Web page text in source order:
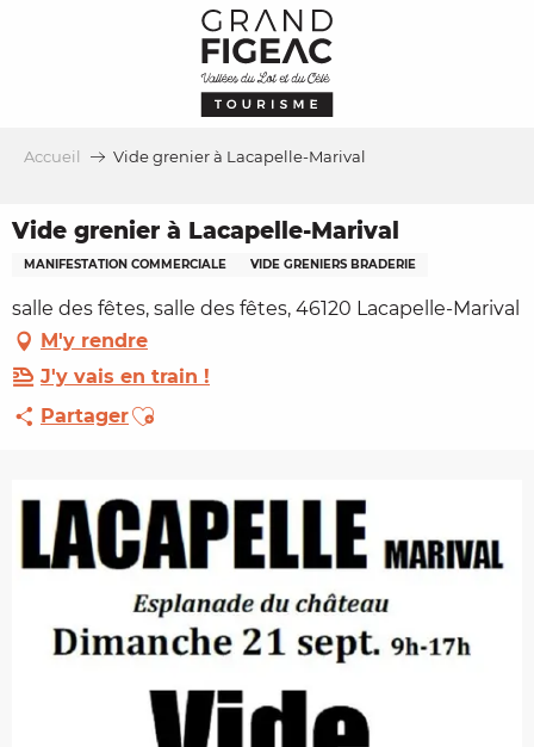
Accueil Vide grenier à Lacapelle-Marival
Vide grenier à Lacapelle-Marival
MANIFESTATION COMMERCIALE VIDE GRENIERS BRADERIE
salle des fêtes, salle des fêtes, 46120 Lacapelle-Marival
M'y rendre
J'y vais en train !
PartagerAjouter aux favoris